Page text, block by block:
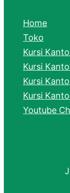
h
Home
Toko
Kursi
Kursi
Kursi
Kursi
Youtube